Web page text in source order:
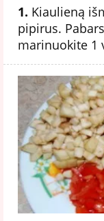
1. Kiaulieną
pipirus.
marinuokite 1